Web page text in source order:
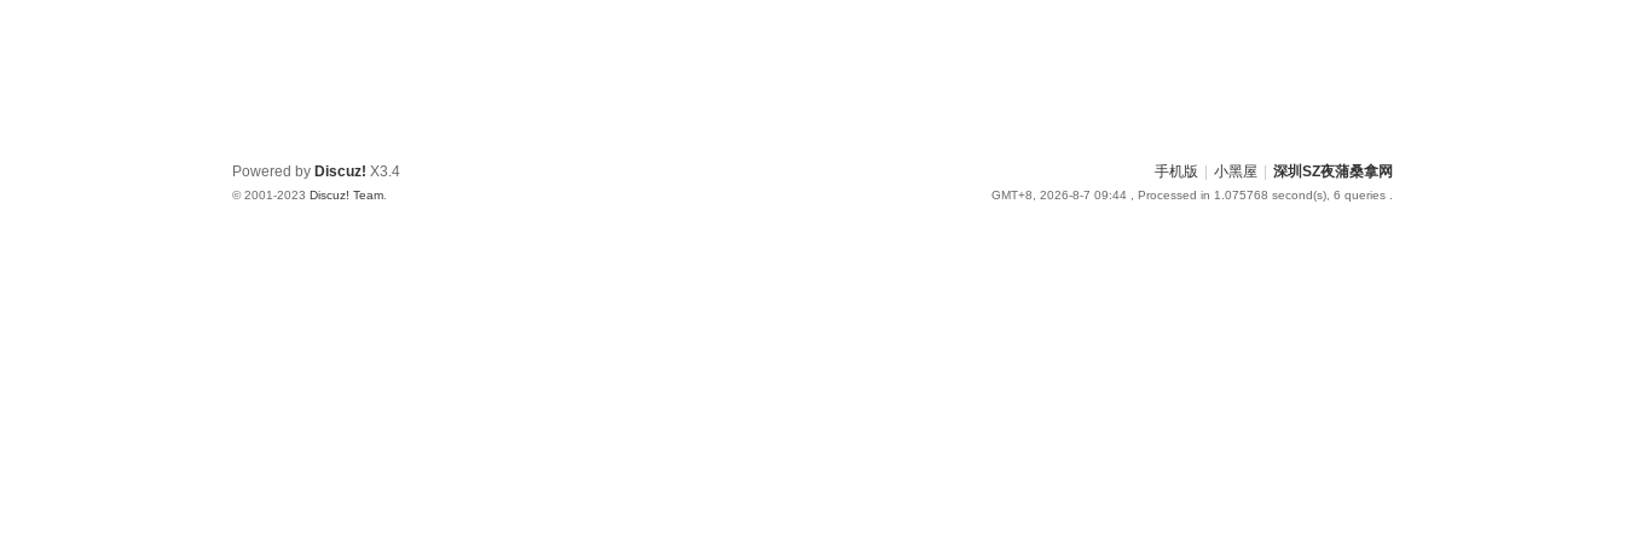
手机版 小黑屋 深圳SZ夜蒲桑拿网
GMT+8, 2026-8-7 09:44 , Processed in 1.075768 second(s), 6 queries .
Powered by Discuz! X3.4
© 2001-2023 Discuz! Team